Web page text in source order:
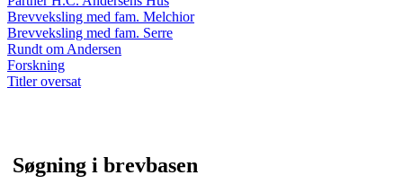
Brevveksling med fam. Melchior
Brevveksling med fam. Serre
Rundt om Andersen
Forskning
Titler oversat
Søgning i brevbasen